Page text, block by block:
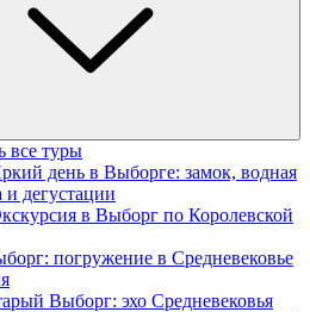
все туры
день в Выборге: замок, водная
и дегустации
в Выборг по Королевской
погружение в Средневековье
Выборг: эхо Средневековья